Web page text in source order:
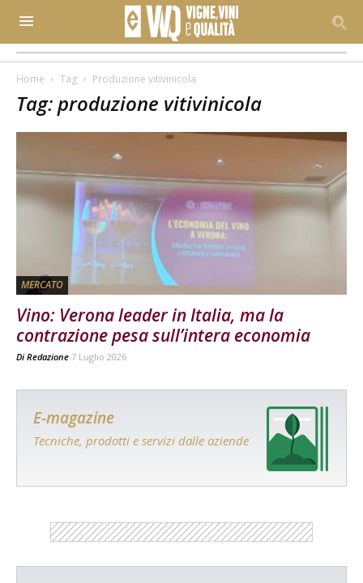
Home Tag Produzione vitivinicola
Tag: produzione vitivinicola
MERCATO
Vino: Verona leader in Italia, ma la
contrazione pesa sull’intera economia
Di Redazione 7 Luglio 2026
E-magazine
Tecniche, prodotti e servizi dalle aziende